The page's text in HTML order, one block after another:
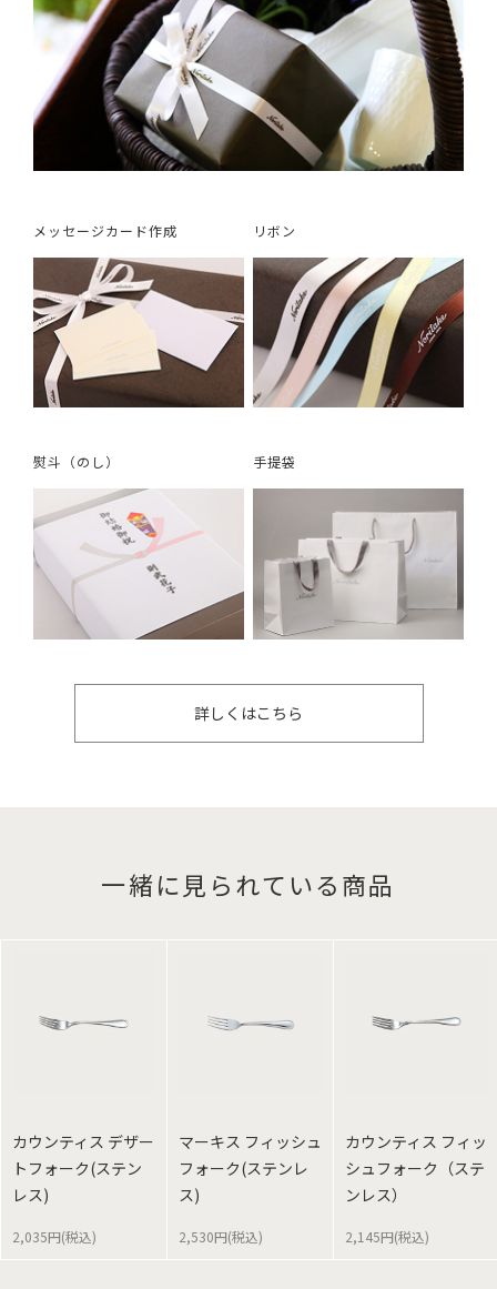
メッセージカード作成 リボン
熨斗（のし） 手提袋
詳しくはこちら
一緒に見られている商品
カウンティス デザー
トフォーク(ステン
レス)
2,035円(税込)
マーキス フィッシュ
フォーク(ステンレ
ス)
2,530円(税込)
カウンティス フィッ
シュフォーク（ステ
ンレス）
2,145円(税込)